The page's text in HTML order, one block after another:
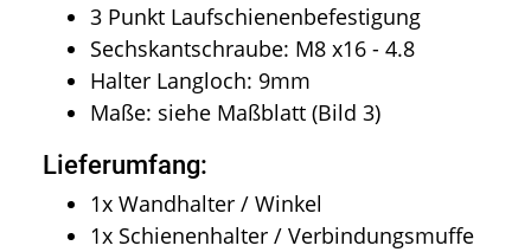
3 Punkt Laufschienenbefestigung
Sechskantschraube: M8 x16 - 4.8
Halter Langloch: 9mm
Maße: siehe Maßblatt (Bild 3)
Lieferumfang:
1x Wandhalter / Winkel
1x Schienenhalter / Verbindungsmuffe